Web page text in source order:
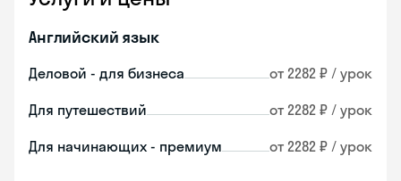
Английский язык
Деловой - для бизнеса от 2282 ₽ / урок
Для путешествий от 2282 ₽ / урок
Для начинающих - премиум от 2282 ₽ / урок